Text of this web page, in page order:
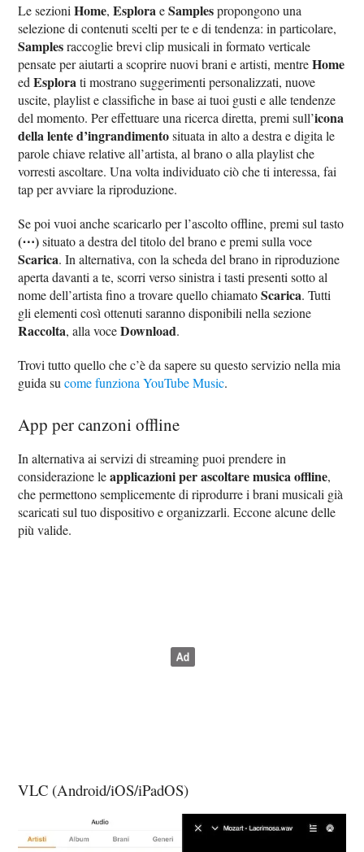
Le sezioniHome,EsploraeSamplespropongono una
selezione di contenuti scelti per te e di tendenza: in particolare,
Samplesraccoglie brevi clip musicali in formato verticale
pensate per aiutarti a scoprire nuovi brani e artisti, mentreHome
edEsplorati mostrano suggerimenti personalizzati, nuove
uscite, playlist e classifiche in base ai tuoi gusti e alle tendenze
del momento. Per effettuare una ricerca diretta, premi sull’icona
della lente d’ingrandimentosituata in alto a destra e digita le
parole chiave relative all’artista, al brano o alla playlist che
vorresti ascoltare. Una volta individuato ciò che ti interessa, fai
tap per avviare la riproduzione.
Se poi vuoi anche scaricarlo per l’ascolto offline, premi sul tasto
(⋯)situato a destra del titolo del brano e premi sulla voce
Scarica. In alternativa, con la scheda del brano in riproduzione
aperta davanti a te, scorri verso sinistra i tasti presenti sotto al
nome dell’artista fino a trovare quello chiamatoScarica. Tutti
gli elementi così ottenuti saranno disponibili nella sezione
Raccolta, alla voceDownload.
Trovi tutto quello che c’è da sapere su questo servizio nella mia
guida sucome funziona YouTube Music.
App per canzoni offline
In alternativa ai servizi di streaming puoi prendere in
considerazione leapplicazioni per ascoltare musica offline,
che permettono semplicemente di riprodurre i brani musicali già
scaricati sul tuo dispositivo e organizzarli. Eccone alcune delle
più valide.
VLC (Android/iOS/iPadOS)